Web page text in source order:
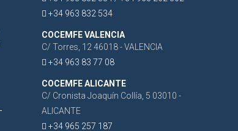
+34 963 832 534
COCEMFE VALENCIA
C/ Torres, 12 46018 - VALENCIA
+34 963 83 77 08
COCEMFE ALICANTE
C/ Cronista Joaquín Collía, 5 03010 -
ALICANTE
+34 965 257 187